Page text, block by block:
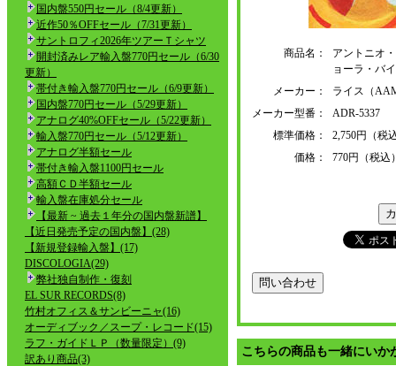
国内盤550円セール（8/4更新）
近作50％OFFセール（7/31更新）
サントロフィ2026年ツアーＴシャツ
開封済みレア輸入盤770円セール（6/30
更新）
帯付き輸入盤770円セール（6/9更新）
国内盤770円セール（5/29更新）
アナログ40%OFFセール（5/22更新）
輸入盤770円セール（5/12更新）
アナログ半額セール
帯付き輸入盤1100円セール
高額ＣＤ半額セール
輸入盤在庫処分セール
【最新 ~ 過去１年分の国内盤新譜】
【近日発売予定の国内盤】(28)
【新規登録輸入盤】(17)
DISCOLOGIA(29)
弊社独自制作・復刻
EL SUR RECORDS(8)
竹村オフィス＆サンビーニャ(16)
オーディブック／スープ・レコード(15)
ラフ・ガイドＬＰ（数量限定）(9)
訳あり商品(3)
商品名：
アントニオ
ョーラ・バ
メーカー：
ライス（
メーカー型番：
ADR-5337
標準価格：
2,750円（税
価格：
770円（税込
こちらの商品も一緒にいか